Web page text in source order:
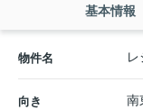
基本情報
物件名
向き 南